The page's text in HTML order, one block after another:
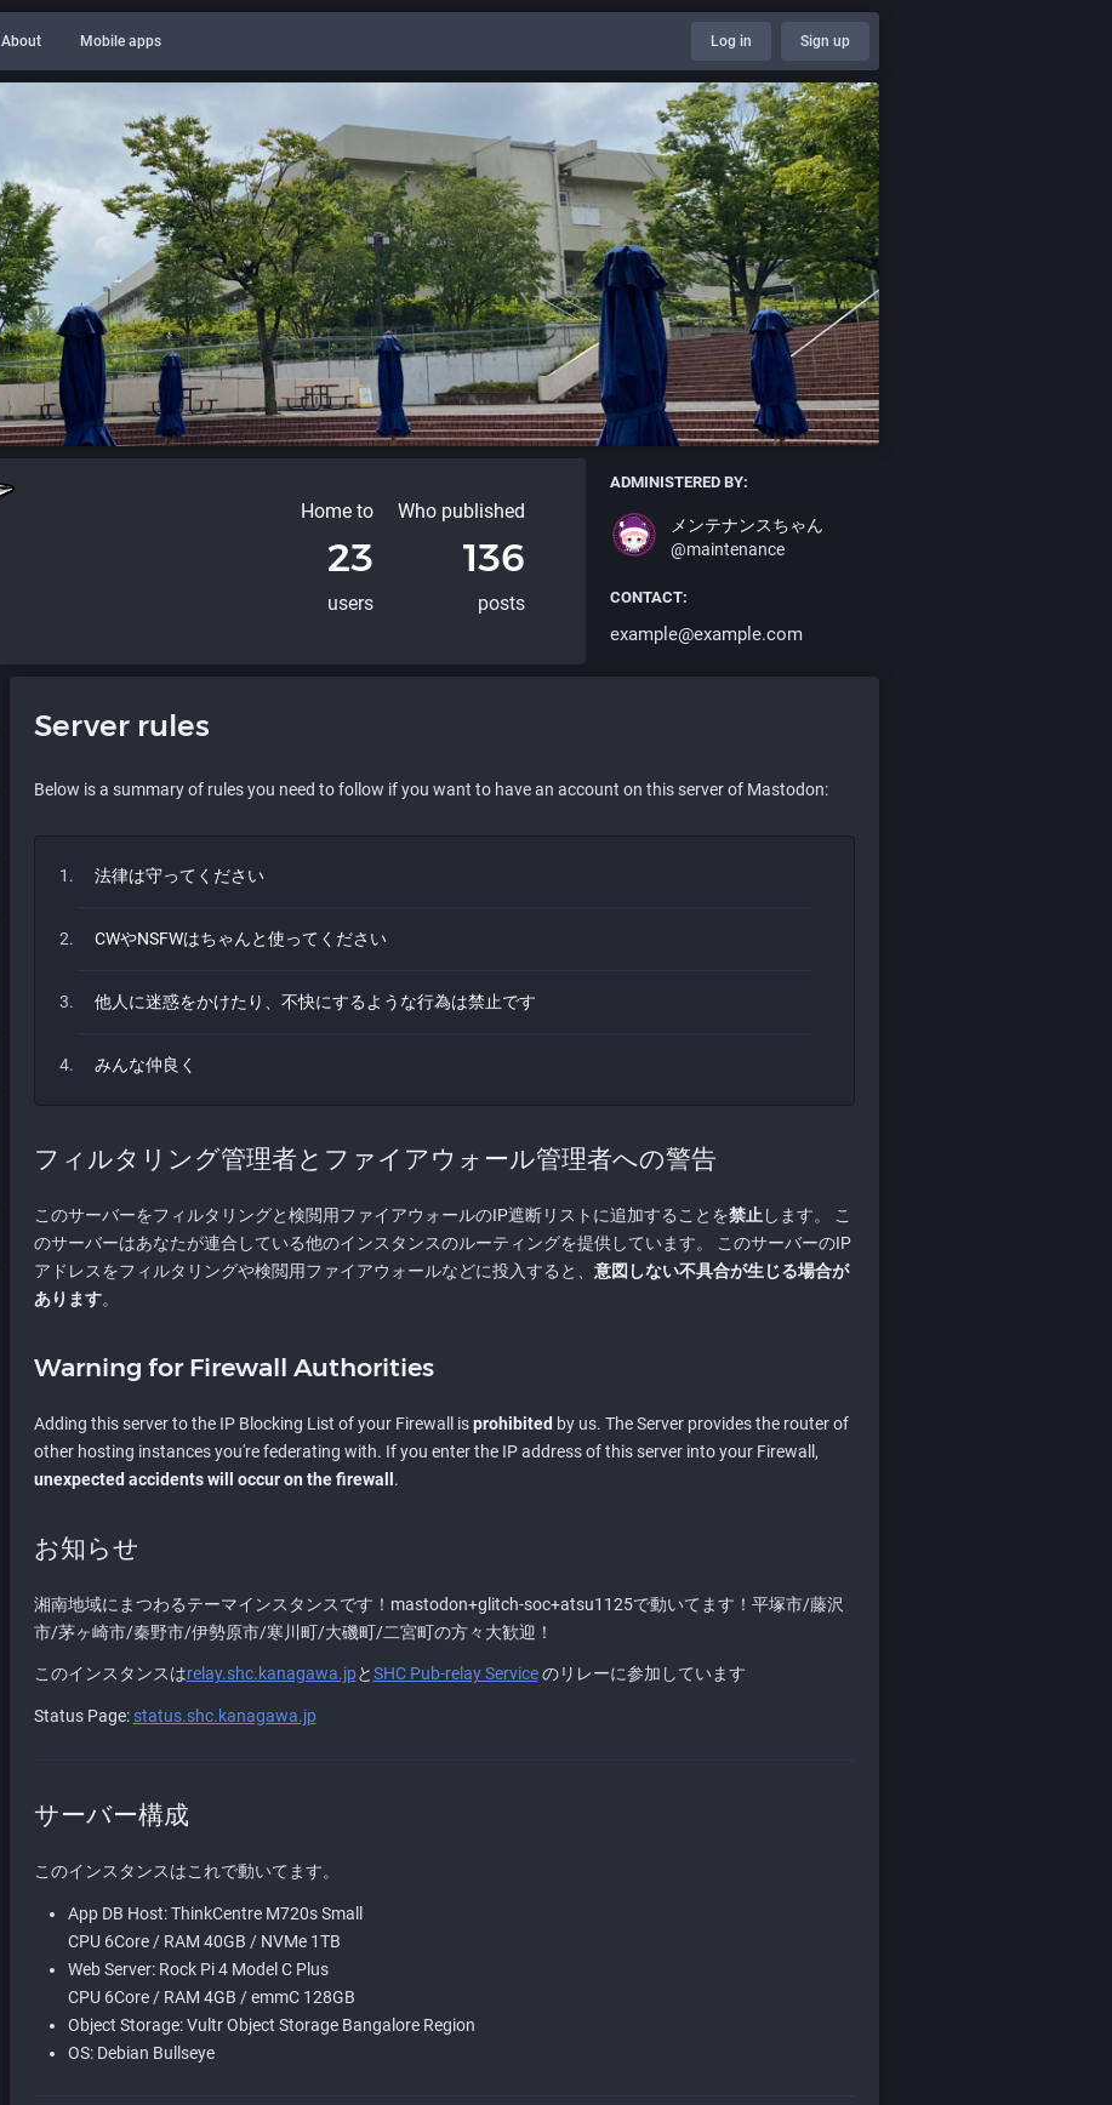
About Mobile apps Log in Sign up
Home to
23
users
Who published
136
posts
ADMINISTERED BY:
メンテナンスちゃん
@maintenance
CONTACT:
example@example.com
Server rules
Below is a summary of rules you need to follow if you want to have an account on this server of Mastodon:
法律は守ってください
CWやNSFWはちゃんと使ってください
他人に迷惑をかけたり、不快にするような行為は禁止です
みんな仲良く
フィルタリング管理者とファイアウォール管理者への警告
このサーバーをフィルタリングと検閲用ファイアウォールのIP遮断リストに追加することを禁止します。 こ
のサーバーはあなたが連合している他のインスタンスのルーティングを提供しています。 このサーバーのIP
アドレスをフィルタリングや検閲用ファイアウォールなどに投入すると、 意図しない不具合が生じる場合が
あります。
Warning for Firewall Authorities
Adding this server to the IP Blocking List of your Firewall isprohibited by us. The Server provides the router of
other hosting instances you're federating with. If you enter the IP address of this server into your Firewall,
unexpected accidents will occur on the firewall .
お知らせ
湘南地域にまつわるテーマインスタンスです！mastodon+glitch-soc+atsu1125で動いてます！平塚市/藤沢
市/茅ヶ崎市/秦野市/伊勢原市/寒川町/大磯町/二宮町の方々大歓迎！
このインスタンスはrelay.shc.kanagawa.jpとSHC Pub-relay Serviceのリレーに参加しています
Status Page: status.shc.kanagawa.jp
サーバー構成
このインスタンスはこれで動いてます。
App DB Host: ThinkCentre M720s Small
CPU 6Core / RAM 40GB / NVMe 1TB
Web Server: Rock Pi 4 Model C Plus
CPU 6Core / RAM 4GB / emmC 128GB
Object Storage: Vultr Object Storage Bangalore Region
OS: Debian Bullseye